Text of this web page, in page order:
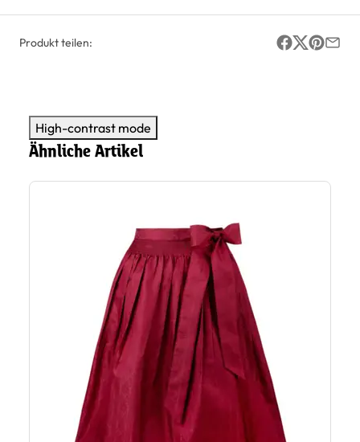
Produkt teilen:
High-contrast mode
Ähnliche Artikel